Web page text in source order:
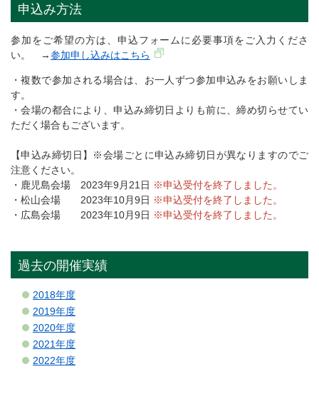
申込み方法
参加をご希望の方は、 申込フォームに必要事項をご入力くださ
い。 →参加申し込みはこちら
・複数で参加される場合は、お一人ずつ参加申込みをお願いしま
す。
・会場の都合により、申込み締切日よりも前に、締め切らせてい
ただく場合もございます。
【申込み締切日】※会場ごとに申込み締切日が異なりますのでご
注意ください。
・鹿児島会場 2023年9月21日 ※申込受付を終了しました。
・松山会場 2023年10月9日 ※申込受付を終了しました。
・広島会場 2023年10月9日 ※申込受付を終了しました。
過去の開催実績
2018年度
2019年度
2020年度
2021年度
2022年度